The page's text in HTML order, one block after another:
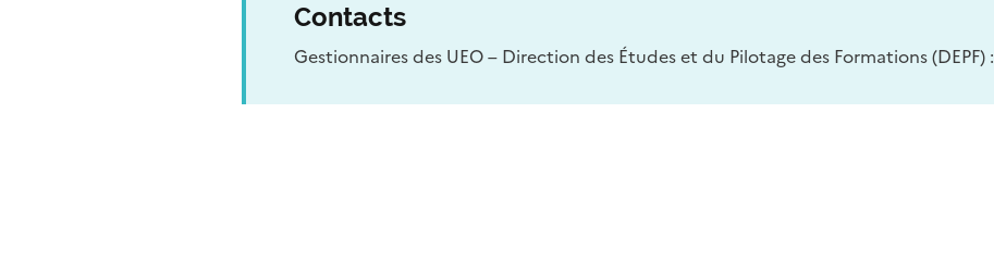
Contacts
Gestionnaires des UEO – Direction des Études et du Pilotage des Formations (DEPF) :